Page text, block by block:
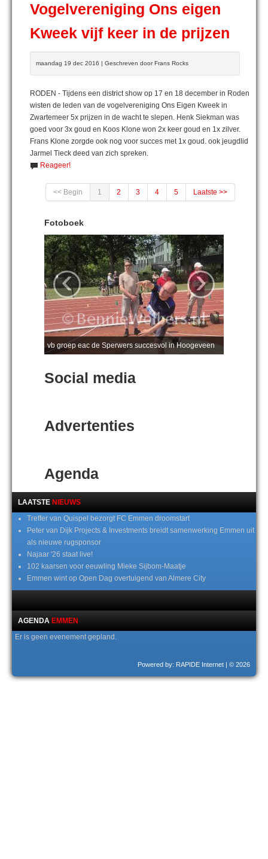
Vogelvereniging Ons eigen
Kweek vijf keer in de prijzen
maandag 19 dec 2016 | Geschreven door Frans Rocks
RODEN - Tijdens een district show op 17 en 18 december in Roden
wisten de leden van de vogelvereniging Ons Eigen Kweek in
Zwartemeer 5x prijzen in de wacht te slepen. Henk Siekman was
goed voor 3x goud en Koos Klone won 2x keer goud en 1x zilver.
Frans Klone zorgde ook nog voor succes met 1x goud. ook jeugdlid
Jarmel Tieck deed van zich spreken.
Reageer!
<< Begin 1 2 3 4 5 Laatste >>
Fotoboek
vb groep eac de Sperwers succesvol in Hoogeveen
‹ ›
Social media
Advertenties
Agenda
LAATSTE NIEUWS
Treffer van Quispel bezorgt FC Emmen droomstart
Peter van Dijk Projects & Investments breidt samenwerking Emmen uit
als nieuwe rugsponsor
Najaar '26 staat live!
102 kaarsen voor eeuwling Mieke Sijbom-Maatje
Emmen wint op Open Dag overtuigend van Almere City
AGENDA EMMEN
Er is geen evenement gepland.
Powered by: RAPIDE Internet | © 2026